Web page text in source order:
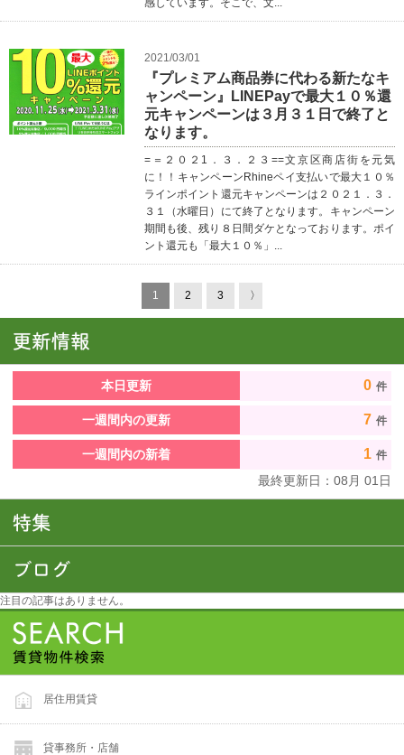
感しています。そこで、文...
2021/03/01
『プレミアム商品券に代わる新たなキ
ャンペーン』LINEPayで最大１０％還
元キャンペーンは３月３１日で終了と
なります。
=＝２０２1．３．２３==文京区商店街を元気
に！！キャンペーンRhineペイ支払いで最大１０％
ラインポイント還元キャンペーンは２０２１．３．
３１（水曜日）にて終了となります。キャンペーン
期間も後、残り８日間ダケとなっております。ポイ
ント還元も「最大１０％」...
1 2 3 〉
本日更新 0 件
一週間内の更新 7 件
一週間内の新着 1 件
最終更新日： 08 月 01 日
注目の記事はありません。
居住用賃貸
貸事務所・店舗